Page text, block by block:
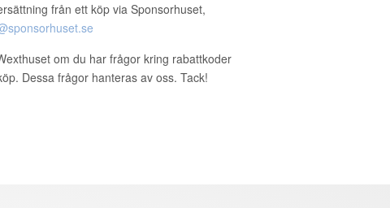
från ett köp via Sponsorhuset,
om du har frågor kring rabattkoder
Dessa frågor hanteras av oss. Tack!